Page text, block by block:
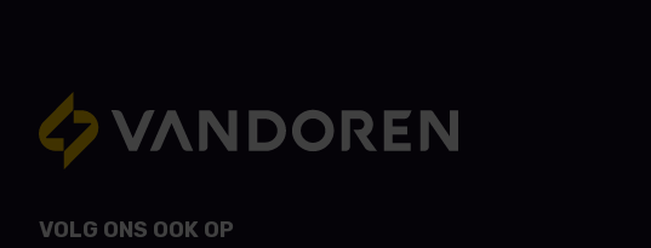
VOLG ONS OOK OP